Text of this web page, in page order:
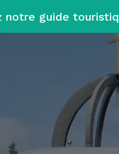
notre guide